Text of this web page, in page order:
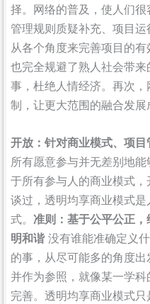
择。网络的普及，使人们很
管理规则质疑补充、项目
从各个角度来完善项目的
也完全规避了熟人社会带
事，杜绝人情经济。再次
制，让更大范围的融合发展
开放：针对商业模式、项
所有愿意参与并无差别地
于所有参与人的商业模式
谈过，透明均享商业模式
式。准则：基于公平公正
明和谐没有谁能准确定义
的事，从尽可能多的角度
并作为参照，就像某一学
完善。透明均享商业模式